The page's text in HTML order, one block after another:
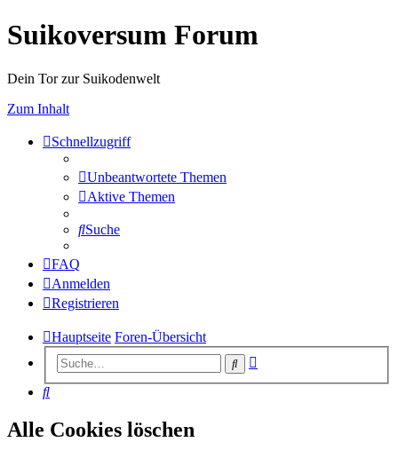
Suikoversum Forum
Dein Tor zur Suikodenwelt
Zum Inhalt
Schnellzugriff
Unbeantwortete Themen
Aktive Themen
Suche
FAQ
Anmelden
Registrieren
Hauptseite Foren-Übersicht
Suche
Suche
Alle Cookies löschen